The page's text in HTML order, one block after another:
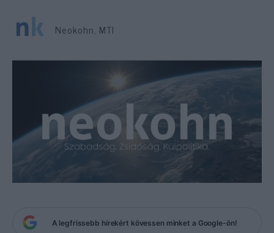
Neokohn, MTI
A legfrissebb hírekért kövessen minket a Google-ön!